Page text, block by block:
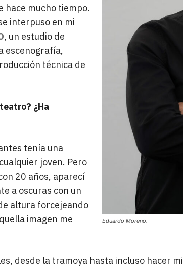
Eduardo Moreno.
hace mucho tiempo.
interpuso en mi
, un estudio de
escenografía,
técnica de
¿Ha
tenía una
joven. Pero
20 años, aparecí
a oscuras con un
altura forcejeando
imagen me
desde la tramoya hasta incluso hacer